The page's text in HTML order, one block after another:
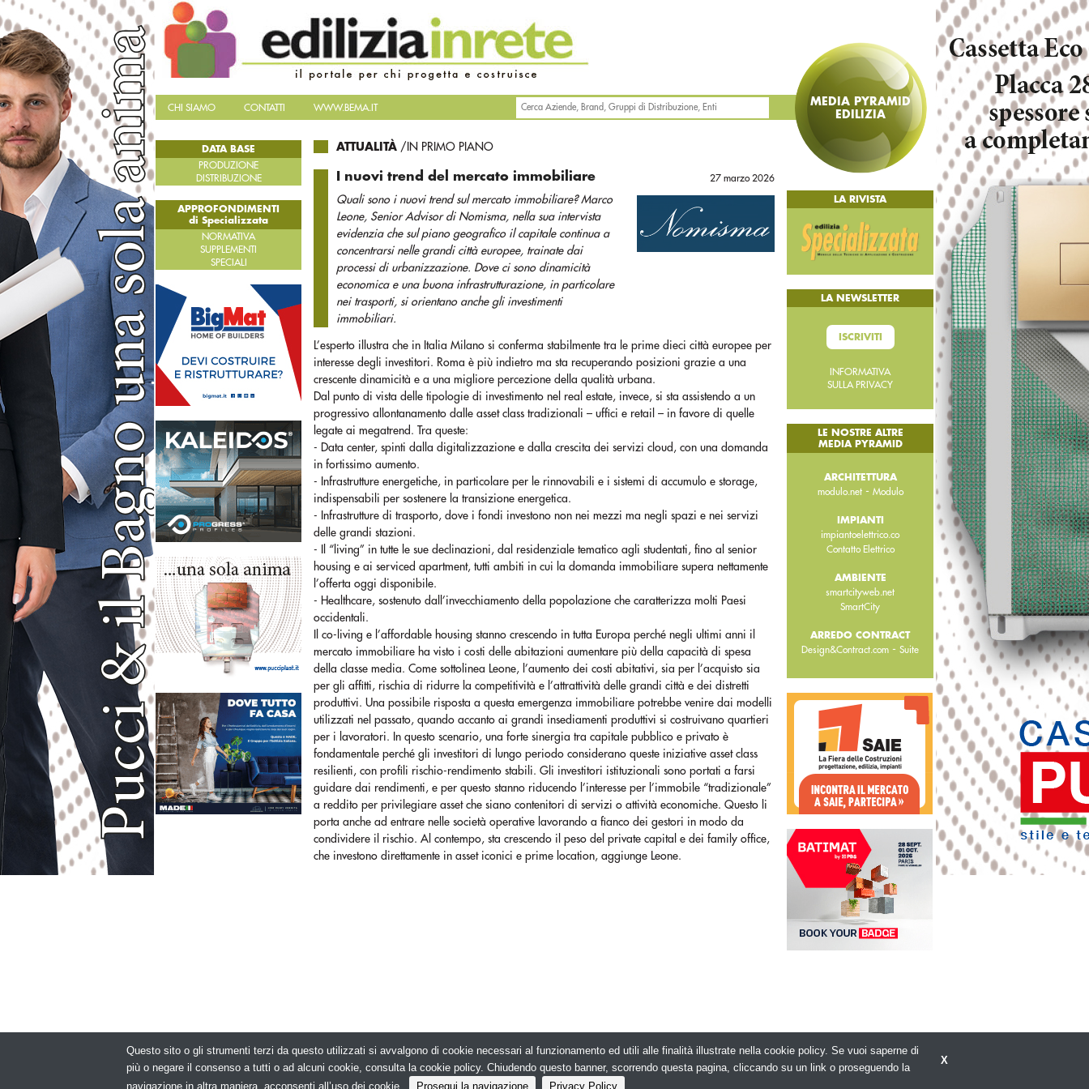
CHI SIAMO CONTATTI WWW.BEMA.IT
MEDIA PYRAMID
EDILIZIA
ATTUALITÀ /IN PRIMO PIANO
I nuovi trend del mercato immobiliare
Quali sono i nuovi trend sul mercato immobiliare? Marco
Leone, Senior Advisor di Nomisma, nella sua intervista
evidenzia che sul piano geografico il capitale continua a
concentrarsi nelle grandi città europee, trainate dai
processi di urbanizzazione. Dove ci sono dinamicità
economica e una buona infrastrutturazione, in particolare
nei trasporti, si orientano anche gli investimenti
immobiliari.
27 marzo 2026
L’esperto illustra che in Italia Milano si conferma stabilmente tra le prime dieci città europee per
interesse degli investitori. Roma è più indietro ma sta recuperando posizioni grazie a una
crescente dinamicità e a una migliore percezione della qualità urbana.
Dal punto di vista delle tipologie di investimento nel real estate, invece, si sta assistendo a un
progressivo allontanamento dalle asset class tradizionali – uffici e retail – in favore di quelle
legate ai megatrend. Tra queste:
- Data center, spinti dalla digitalizzazione e dalla crescita dei servizi cloud, con una domanda
in fortissimo aumento.
- Infrastrutture energetiche, in particolare per le rinnovabili e i sistemi di accumulo e storage,
indispensabili per sostenere la transizione energetica.
- Infrastrutture di trasporto, dove i fondi investono non nei mezzi ma negli spazi e nei servizi
delle grandi stazioni.
- Il “living” in tutte le sue declinazioni, dal residenziale tematico agli studentati, fino al senior
housing e ai serviced apartment, tutti ambiti in cui la domanda immobiliare supera nettamente
l’offerta oggi disponibile.
- Healthcare, sostenuto dall’invecchiamento della popolazione che caratterizza molti Paesi
occidentali.
Il co-living e l’affordable housing stanno crescendo in tutta Europa perché negli ultimi anni il
mercato immobiliare ha visto i costi delle abitazioni aumentare più della capacità di spesa
della classe media. Come sottolinea Leone, l’aumento dei costi abitativi, sia per l’acquisto sia
per gli affitti, rischia di ridurre la competitività e l’attrattività delle grandi città e dei distretti
produttivi. Una possibile risposta a questa emergenza immobiliare potrebbe venire dai modelli
utilizzati nel passato, quando accanto ai grandi insediamenti produttivi si costruivano quartieri
per i lavoratori. In questo scenario, una forte sinergia tra capitale pubblico e privato è
fondamentale perché gli investitori di lungo periodo considerano queste iniziative asset class
resilienti, con profili rischio-rendimento stabili. Gli investitori istituzionali sono portati a farsi
guidare dai rendimenti, e per questo stanno riducendo l’interesse per l’immobile “tradizionale”
a reddito per privilegiare asset che siano contenitori di servizi o attività economiche. Questo li
porta anche ad entrare nelle società operative lavorando a fianco dei gestori in modo da
condividere il rischio. Al contempo, sta crescendo il peso del private capital e dei family office,
che investono direttamente in asset iconici e prime location, aggiunge Leone.
DATA BASE
PRODUZIONE
DISTRIBUZIONE
APPROFONDIMENTI
di Specializzata
NORMATIVA
SUPPLEMENTI
SPECIALI
LA RIVISTA
LA NEWSLETTER
ISCRIVITI
INFORMATIVA
SULLA PRIVACY
LE NOSTRE ALTRE
MEDIA PYRAMID
ARCHITETTURA
modulo.net- Modulo
IMPIANTI
impiantoelettrico.co
Contatto Elettrico
AMBIENTE
smartcityweb.net
SmartCity
ARREDO CONTRACT
Design&Contract.com -Suite
© Copyright 2026. Edilizia in Rete - N.ro Iscrizione ROC 5836 -Privacy policy X
Questo sito o gli strumenti terzi da questo utilizzati si avvalgono di cookie necessari al funzionamento ed utili alle finalità illustrate nella cookie policy. Se vuoi saperne di
più o negare il consenso a tutti o ad alcuni cookie, consulta la cookie policy. Chiudendo questo banner, scorrendo questa pagina, cliccando su un link o proseguendo la
navigazione in altra maniera, acconsenti all’uso dei cookie.
Prosegui la navigazione Privacy Policy